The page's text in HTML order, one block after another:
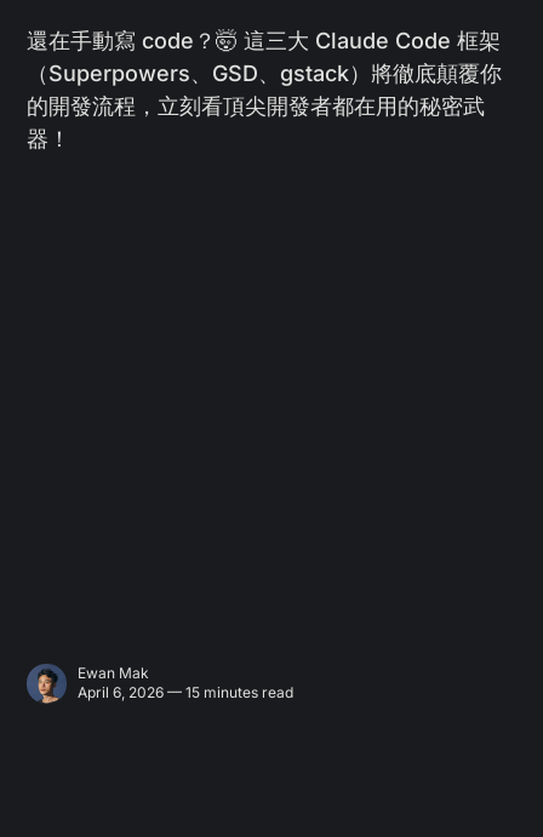
還在手動寫 code？🤯 這三大 Claude Code 框架
（Superpowers、GSD、gstack）將徹底顛覆你
的開發流程，立刻看頂尖開發者都在用的秘密武
器！
Ewan Mak
April 6, 2026 — 15 minutes read